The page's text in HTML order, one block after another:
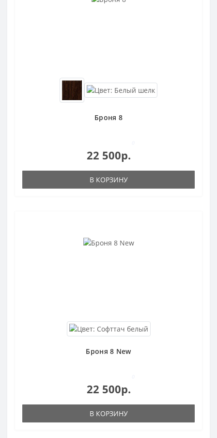
Броня 8
22 500р.
В КОРЗИНУ
Броня 8 New
22 500р.
В КОРЗИНУ